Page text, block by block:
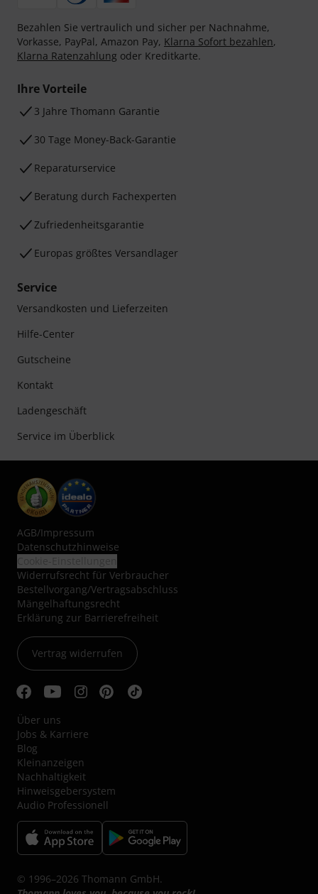
Bezahlen Sie vertraulich und sicher per Nachnahme,
Vorkasse, PayPal, Amazon Pay, Klarna Sofort bezahlen,
Klarna Ratenzahlung oder Kreditkarte.
Ihre Vorteile
3 Jahre Thomann Garantie
30 Tage Money-Back-Garantie
Reparaturservice
Beratung durch Fachexperten
Zufriedenheitsgarantie
Europas größtes Versandlager
Service
Versandkosten und Lieferzeiten
Hilfe-Center
Gutscheine
Kontakt
Ladengeschäft
Service im Überblick
AGB/Impressum
Datenschutzhinweise
Widerrufsrecht für Verbraucher
Bestellvorgang/Vertragsabschluss
Mängelhaftungsrecht
Erklärung zur Barrierefreiheit
Vertrag widerrufen
Über uns
Jobs & Karriere
Blog
Kleinanzeigen
Nachhaltigkeit
Hinweisgebersystem
Audio Professionell
© 1996–2026 Thomann GmbH.